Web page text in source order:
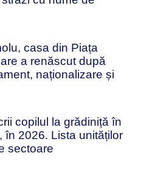
casa din Piața
a renăscut după
naționalizare și
copilul la grădiniță în
în 2026. Lista unităților
sectoare